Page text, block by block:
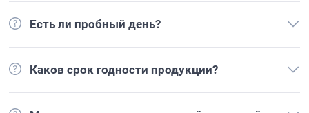
Есть ли пробный день?
Каков срок годности продукции?